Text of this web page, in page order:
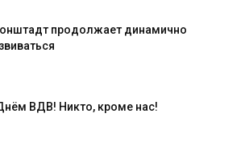
продолжает динамично
ВДВ! Никто, кроме нас!